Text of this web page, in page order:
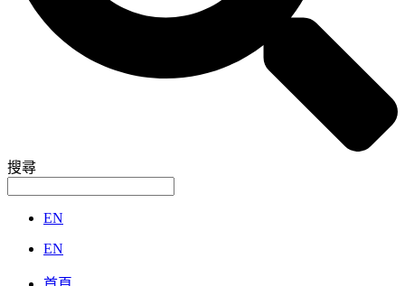
搜尋
EN
EN